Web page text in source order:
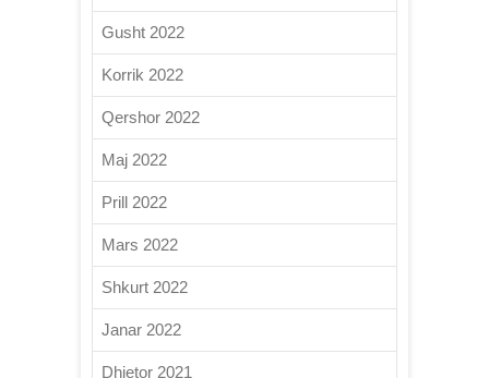
Gusht 2022
Korrik 2022
Qershor 2022
Maj 2022
Prill 2022
Mars 2022
Shkurt 2022
Janar 2022
Dhjetor 2021